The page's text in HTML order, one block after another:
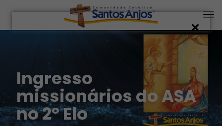
Ingresso
missionários do ASA
no 2º Elo